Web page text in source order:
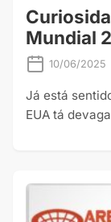
Mundial
10/06/2025
Já está
EUA tá